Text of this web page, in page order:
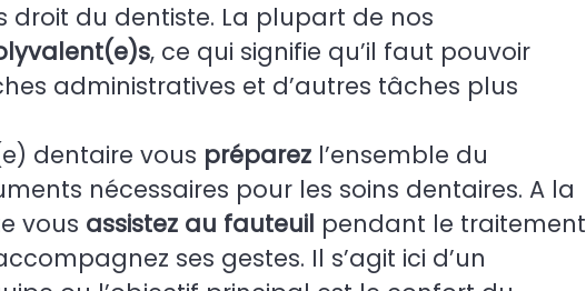
droit du dentiste. La plupart de nos
, ce qui signifie qu’il faut pouvoir
administratives et d’autres tâches plus
dentaire vous préparez l’ensemble du
nécessaires pour les soins dentaires. A la
vous assistez au fauteuil pendant le traitement
ses gestes. Il s’agit ici d’un